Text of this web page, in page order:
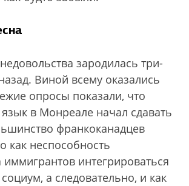
зародилась три-
Виной всему оказались
опросы показали, что
в Монреале начал сдавать
франкоканадцев
как неспособность
интегрироваться
а следовательно, и как